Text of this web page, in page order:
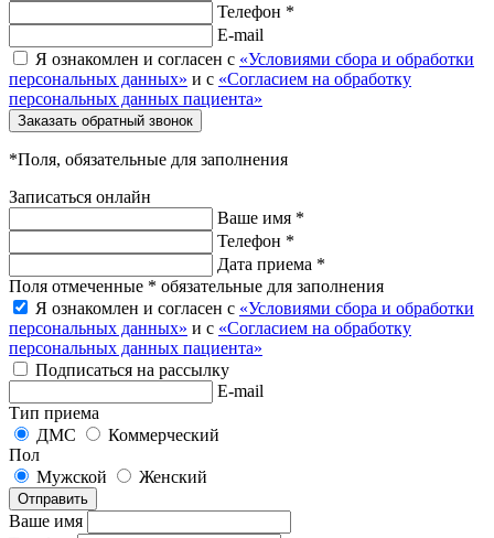
Телефон *
E-mail
Я ознакомлен и согласен с «Условиями сбора и обработки
персональных данных» и с «Согласием на обработку
персональных данных пациента»
Заказать обратный звонок
*Поля, обязательные для заполнения
Записаться онлайн
Ваше имя *
Телефон *
Дата приема *
Поля отмеченные * обязательные для заполнения
Я ознакомлен и согласен с «Условиями сбора и обработки
персональных данных» и с «Согласием на обработку
персональных данных пациента»
Подписаться на рассылку
E-mail
Тип приема
ДМС
Коммерческий
Пол
Мужской
Женский
Отправить
Ваше имя